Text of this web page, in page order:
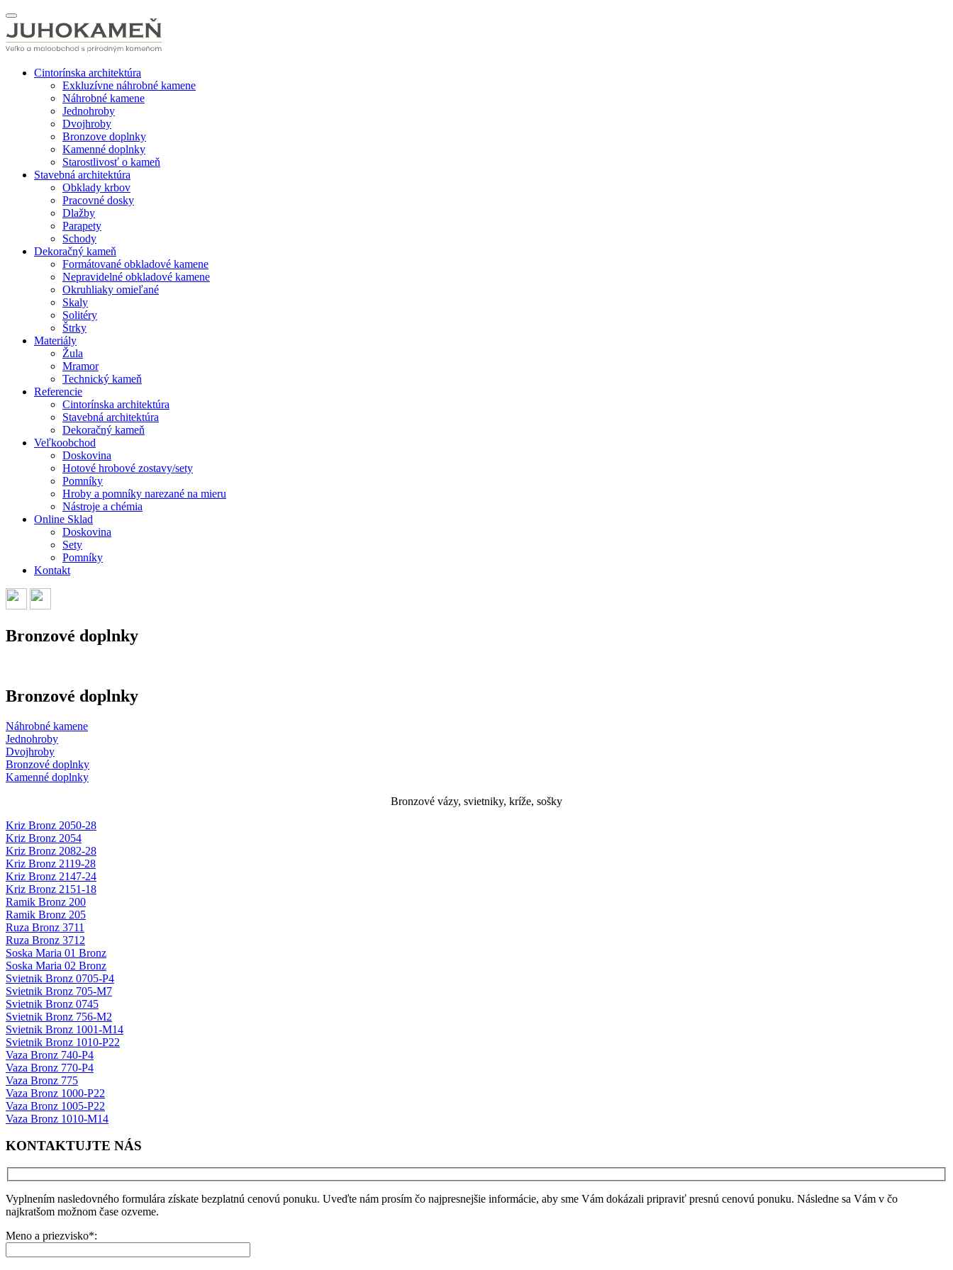
Cintorínska architektúra
Exkluzívne náhrobné kamene
Náhrobné kamene
Jednohroby
Dvojhroby
Bronzove doplnky
Kamenné doplnky
Starostlivosť o kameň
Stavebná architektúra
Obklady krbov
Pracovné dosky
Dlažby
Parapety
Schody
Dekoračný kameň
Formátované obkladové kamene
Nepravidelné obkladové kamene
Okruhliaky omieľané
Skaly
Solitéry
Štrky
Materiály
Žula
Mramor
Technický kameň
Referencie
Cintorínska architektúra
Stavebná architektúra
Dekoračný kameň
Veľkoobchod
Doskovina
Hotové hrobové zostavy/sety
Pomníky
Hroby a pomníky narezané na mieru
Nástroje a chémia
Online Sklad
Doskovina
Sety
Pomníky
Kontakt
Bronzové doplnky
Bronzové doplnky
Náhrobné kamene
Jednohroby
Dvojhroby
Bronzové doplnky
Kamenné doplnky
Bronzové vázy, svietniky, kríže, sošky
Kriz Bronz 2050-28
Kriz Bronz 2054
Kriz Bronz 2082-28
Kriz Bronz 2119-28
Kriz Bronz 2147-24
Kriz Bronz 2151-18
Ramik Bronz 200
Ramik Bronz 205
Ruza Bronz 3711
Ruza Bronz 3712
Soska Maria 01 Bronz
Soska Maria 02 Bronz
Svietnik Bronz 0705-P4
Svietnik Bronz 705-M7
Svietnik Bronz 0745
Svietnik Bronz 756-M2
Svietnik Bronz 1001-M14
Svietnik Bronz 1010-P22
Vaza Bronz 740-P4
Vaza Bronz 770-P4
Vaza Bronz 775
Vaza Bronz 1000-P22
Vaza Bronz 1005-P22
Vaza Bronz 1010-M14
KONTAKTUJTE NÁS
Vyplnením nasledovného formulára získate bezplatnú cenovú ponuku. Uveďte nám prosím čo najpresnejšie informácie, aby sme Vám dokázali pripraviť presnú cenovú ponuku. Následne sa Vám v čo
najkratšom možnom čase ozveme.
Meno a priezvisko*: